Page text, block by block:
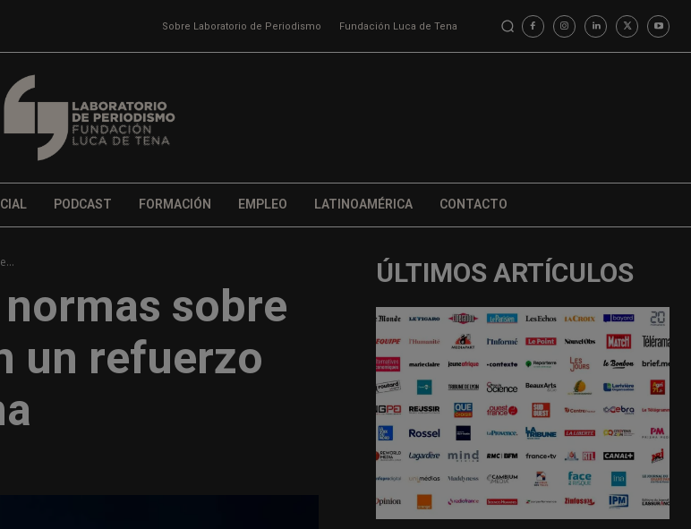
Sobre Laboratorio de Periodismo Fundación Luca de Tena
PODCAST FORMACIÓN EMPLEO LATINOAMÉRICA CONTACTO
sobre
un refuerzo
ÚLTIMOS ARTÍCULOS